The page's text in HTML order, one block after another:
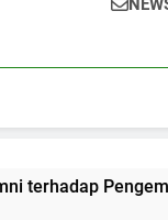
Karier